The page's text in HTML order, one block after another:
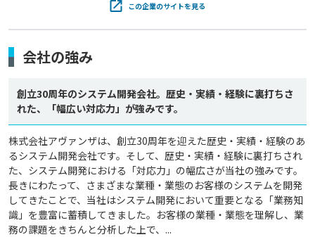
この企業のサイトを見る
会社の強み
創立30周年のシステム開発会社。歴史・実績・経験に裏打ちさ
れた、「幅広い対応力」が強みです。
株式会社アヴァンザは、創立30周年を迎えた歴史・実績・経験のあ
るシステム開発会社です。そして、歴史・実績・経験に裏打ちされ
た、システム開発における「対応力」の幅広さが当社の強みです。
長きにわたって、さまざまな業種・業態のお客様のシステムを開発
してきたことで、当社はシステム開発において重要となる「業務知
識」を豊富に蓄積してきました。お客様の業種・業態を理解し、業
務の課題をきちんと分析した上で、...